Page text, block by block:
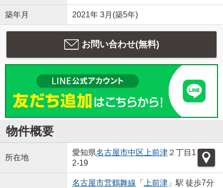
築年月 2021年 3月(築5年)
お問い合わせ(無料)
物件概要
所在地
愛知県名古屋市中区 上前津２丁目1
2-19
名古屋市営鶴舞線 「 上前津」駅 徒歩7分